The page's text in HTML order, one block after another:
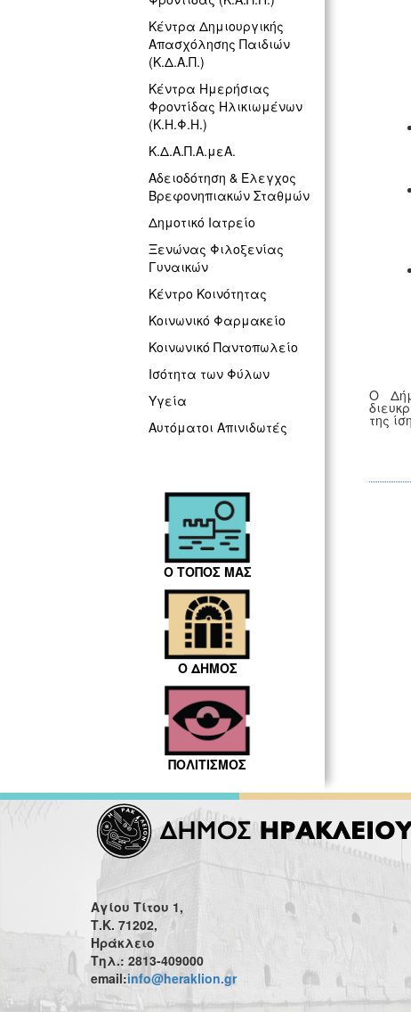
Κέντρα Δημιουργικής
Απασχόλησης Παιδιών
(Κ.Δ.Α.Π.)
Κέντρα Ημερήσιας
Φροντίδας Ηλικιωμένων
(Κ.Η.Φ.Η.)
Κ.Δ.Α.Π.Α.μεΑ.
Αδειοδότηση & Έλεγχος
Βρεφονηπιακών Σταθμών
Δημοτικό Ιατρείο
Ξενώνας Φιλοξενίας
Γυναικών
Κέντρο Κοινότητας
Κοινωνικό Φαρμακείο
Κοινωνικό Παντοπωλείο
Ισότητα των Φύλων
Υγεία
Αυτόματοι Απινιδωτές
Ο ΤΟΠΟΣ ΜΑΣ
Ο ΔΗΜΟΣ
ΠΟΛΙΤΙΣΜΟΣ
Ο
της
Αγίου Τίτου 1,
Τ.Κ. 71202,
Ηράκλειο
Τηλ.: 2813-409000
email:info@heraklion.gr